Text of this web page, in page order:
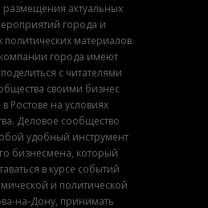
размещения актуальных
города и
политических материалов.
города имеют
с читателями
своими бизнес
Ростове на условиях
Деловое сообщество
удобный инструмент
бизнесмена, который
в курсе событий
и политической
на-Дону, принимать